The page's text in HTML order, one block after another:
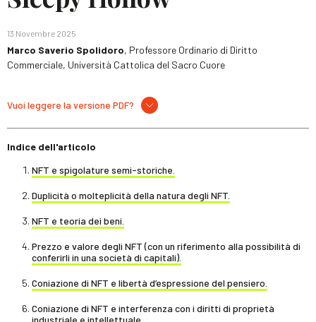
13 Novembre 2025
Marco Saverio Spolidoro, Professore Ordinario di Diritto
Commerciale, Università Cattolica del Sacro Cuore
Vuoi leggere la versione PDF?
Indice dell'articolo
NFT e spigolature semi-storiche.
Duplicità o molteplicità della natura degli NFT.
NFT e teoria dei beni.
Prezzo e valore degli NFT (con un riferimento alla possibilità di
conferirli in una società di capitali).
Coniazione di NFT e libertà d’espressione del pensiero.
Coniazione di NFT e interferenza con i diritti di proprietà
industriale e intellettuale.